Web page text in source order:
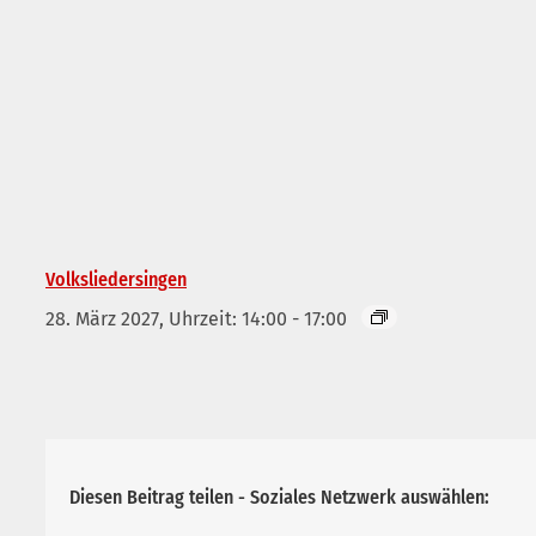
Volksliedersingen
28. März 2027, Uhrzeit: 14:00 - 17:00
Diesen Beitrag teilen - Soziales Netzwerk auswählen: